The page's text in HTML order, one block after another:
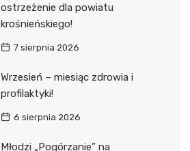
ostrzeżenie dla powiatu
krośnieńskiego!
7 sierpnia 2026
Wrzesień – miesiąc zdrowia i
profilaktyki!
6 sierpnia 2026
Młodzi „Pogórzanie” na